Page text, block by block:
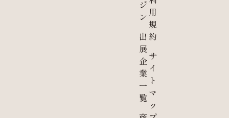
ジ
ン
出
展
企
業
一
覧
用
規
約
サ
イ
ト
マ
ッ